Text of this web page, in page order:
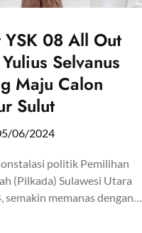
YSK 08 All Out
Selvanus
Maju Calon
Sulut
06/2024
politik Pemilihan
(Pilkada) Sulawesi Utara
semakin memanas dengan…